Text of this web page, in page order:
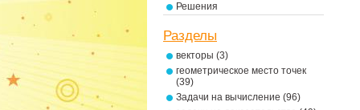
Решения
Разделы
векторы (3)
геометрическое место точек
(39)
Задачи на вычисление (96)